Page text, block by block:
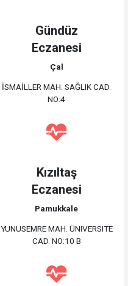
Gündüz
Eczanesi
Çal
İSMAİLLER MAH. SAĞLIK CAD.
NO:4
Kızıltaş
Eczanesi
Pamukkale
YUNUSEMRE MAH. ÜNIVERSITE
CAD. NO:10 B